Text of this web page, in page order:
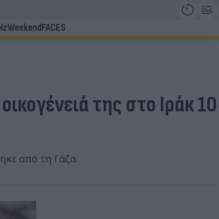
WeekendFACES
της στο Ιράκ 10
από τη Γάζα.